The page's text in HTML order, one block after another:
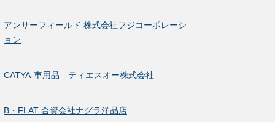
アンサーフィールド 株式会社フジコーポレーシ
ョン
CATYA-車用品 ティエスオー株式会社
B・FLAT 合資会社ナグラ洋品店